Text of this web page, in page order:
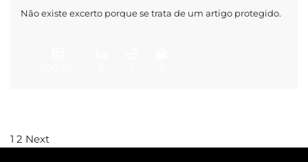
Não existe excerto porque se trata de um artigo protegido.
1 2 Next